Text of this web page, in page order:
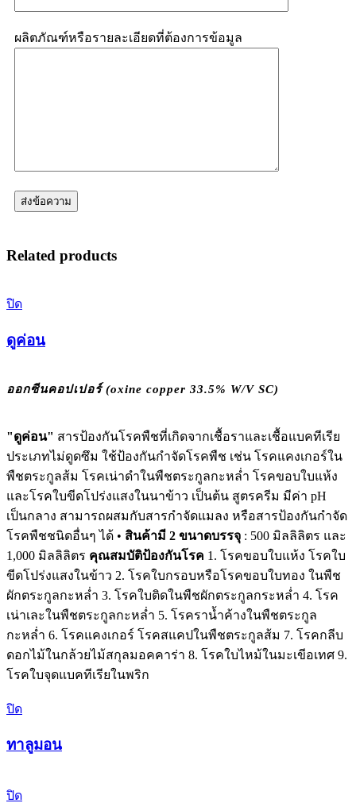
ผลิตภัณฑ์หรือรายละเอียดที่ต้องการข้อมูล
Related products
ปิด
ดูค่อน
ออกซีนคอปเปอร์ (oxine copper 33.5% W/V SC)
"ดูค่อน" สารป้องกันโรคพืชที่เกิดจากเชื้อราและเชื้อแบคทีเรีย
ประเภทไม่ดูดซึม ใช้ป้องกันกำจัดโรคพืช เช่น โรคแคงเกอร์ใน
พืชตระกูลส้ม โรคเน่าดำในพืชตระกูลกะหล่ำ โรคขอบใบแห้ง
และโรคใบขีดโปร่งแสงในนาข้าว เป็นต้น สูตรครีม มีค่า pH
เป็นกลาง สามารถผสมกับสารกำจัดแมลง หรือสารป้องกันกำจัด
โรคพืชชนิดอื่นๆ ได้ • สินค้ามี 2 ขนาดบรรจุ : 500 มิลลิลิตร และ
1,000 มิลลิลิตร คุณสมบัติป้องกันโรค 1. โรคขอบใบแห้ง โรคใบ
ขีดโปร่งแสงในข้าว 2. โรคใบกรอบหรือโรคขอบใบทอง ในพืช
ผักตระกูลกะหล่ำ 3. โรคใบติดในพืชผักตระกูลกระหล่ำ 4. โรค
เน่าเละในพืชตระกูลกะหล่ำ 5. โรคราน้ำค้างในพืชตระกูล
กะหล่ำ 6. โรคแคงเกอร์ โรคสแคปในพืชตระกูลส้ม 7. โรคกลีบ
ดอกไม้ในกล้วยไม้สกุลมอคคาร่า 8. โรคใบไหม้ในมะเขีอเทศ 9.
โรคใบจุดแบคทีเรียในพริก
ปิด
ทาลูมอน
ปิด